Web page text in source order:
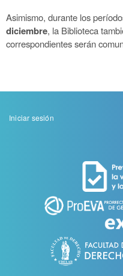
Asimismo, durante los
diciembre, la Biblioteca
correspondientes serán
Menu
Iniciar sesión